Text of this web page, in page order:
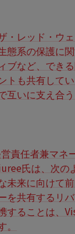
・レッド・ウ
態系の保護に
ブなど、でき
トも共有して
互いに支え合
責任者兼マネ
氏は、次の
未来に向けて
を共有するリ
することは、